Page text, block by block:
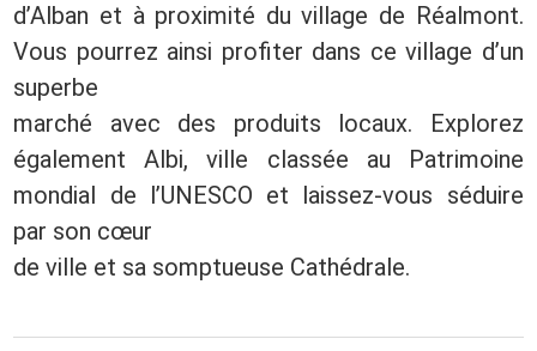
d’Alban et à proximité du village de Réalmont.
Vous pourrez ainsi profiter dans ce village d’un
superbe
marché avec des produits locaux. Explorez
également Albi, ville classée au Patrimoine
mondial de l’UNESCO et laissez-vous séduire
par son cœur
de ville et sa somptueuse Cathédrale.